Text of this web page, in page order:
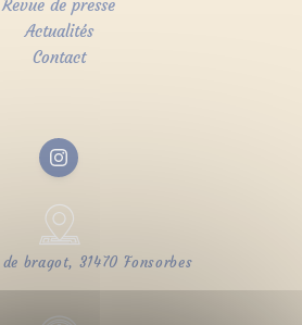
Revue de presse
Actualités
Contact
bragot, 31470 Fonsorbes